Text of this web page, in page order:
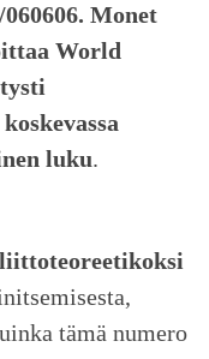
Monet
World
luku.
tämä numero